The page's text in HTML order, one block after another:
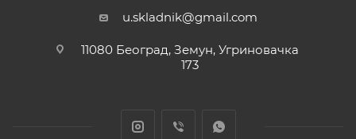
u.skladnik@gmail.com
11080 Београд, Земун, Угриновачка
173